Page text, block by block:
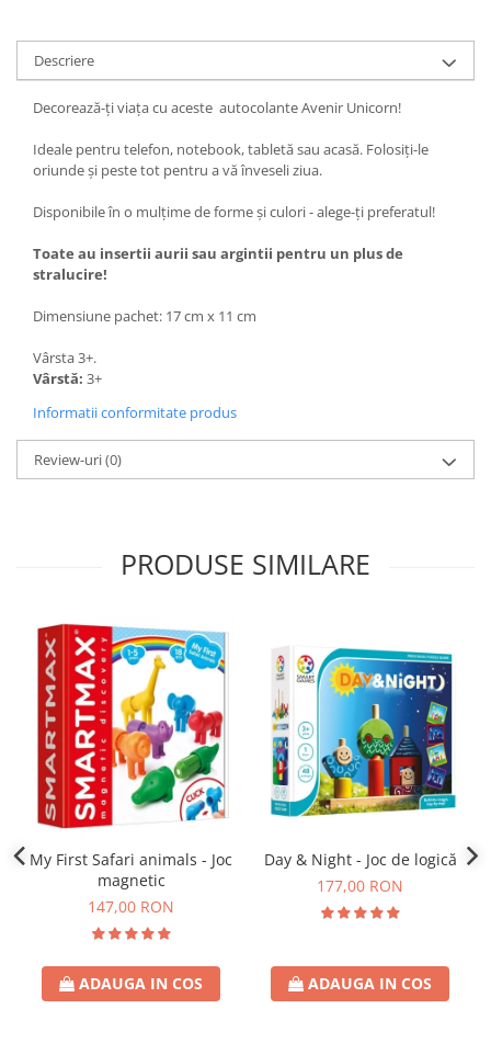
Descriere
Decorează-ți viața cu aceste autocolante Avenir Unicorn!
Ideale pentru telefon, notebook, tabletă sau acasă. Folosiți-le
oriunde și peste tot pentru a vă înveseli ziua.
Disponibile în o mulțime de forme și culori - alege-ți preferatul!
Toate au insertii aurii sau argintii pentru un plus de
stralucire!
Dimensiune pachet: 17 cm x 11 cm
Vârsta 3+.
Vârstă: 3+
Informatii conformitate produs
Review-uri(0)
PRODUSE SIMILARE
My First Safari animals - Joc
magnetic
147,00 RON
ADAUGA IN COS
Day & Night - Joc de logică
177,00 RON
ADAUGA IN COS